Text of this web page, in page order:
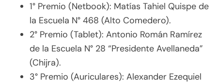
1° Premio (Netbook): Matías Tahiel Quispe de
la Escuela N° 468 (Alto Comedero).
2° Premio (Tablet): Antonio Román Ramírez
de la Escuela N° 28 “Presidente Avellaneda”
(Chijra).
3° Premio (Auriculares): Alexander Ezequiel